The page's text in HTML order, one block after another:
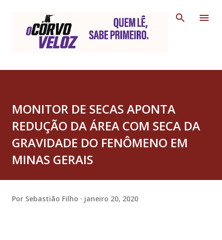
MONITOR DE SECAS APONTA
REDUÇÃO DA ÁREA COM SECA DA
GRAVIDADE DO FENÔMENO EM
MINAS GERAIS
Por Sebastião Filho janeiro 20, 2020